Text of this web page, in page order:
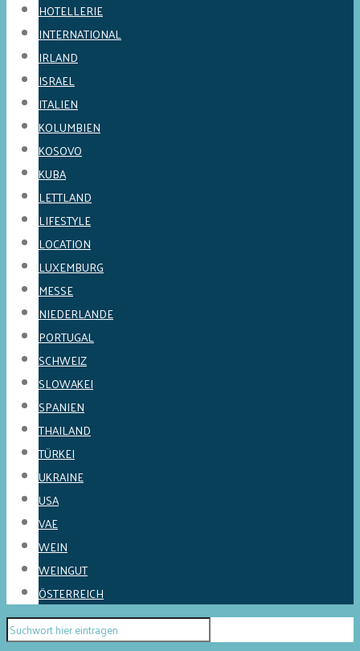
HOTELLERIE
INTERNATIONAL
IRLAND
ISRAEL
ITALIEN
KOLUMBIEN
KOSOVO
KUBA
LETTLAND
LIFESTYLE
LOCATION
LUXEMBURG
MESSE
NIEDERLANDE
PORTUGAL
SCHWEIZ
SLOWAKEI
SPANIEN
THAILAND
TÜRKEI
UKRAINE
USA
VAE
WEIN
WEINGUT
ÖSTERREICH